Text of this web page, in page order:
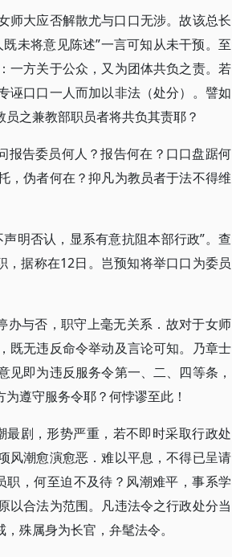
师大应否解散尤与口口无涉。故该总长
未将意见陈述”一言可知从未干预。至
一方关于公众，又为团体共负之责。若
诬口口一人而加以非法（处分）。譬如
之兼教部职员者将共负其责耶？
报告委员何人？报告何在？口口盘踞何
，伪者何在？抑凡为教员者于法不得维
明否认，显系有意抗阻本部行政”。查
据称在12日。岂预知将举口口为委员
与否，职守上毫无关系．故对于女师
既无违反命令举动及言论可知。乃章士
即为违反服务令第一、二、四等条，
遵守服务令耶？何悖谬至此！
剧，形势严重，若不即时采取行政处
风潮愈演愈恶．难以平息，不得已呈请
，何至迫不及待？风潮难平，事系学
以合法为范围。凡违法令之行政处分当
殊属身为长官，弁髦法令。